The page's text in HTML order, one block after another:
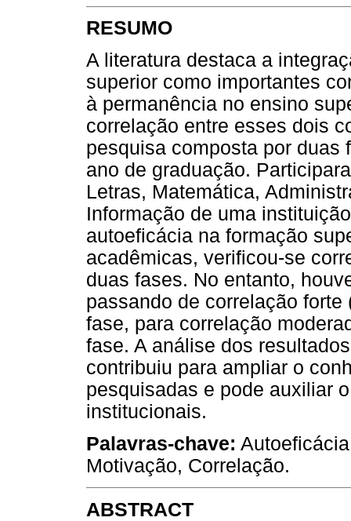
RESUMO
A literatura destaca a
superior como importantes
à permanência no ensino
correlação entre esses dois
pesquisa composta por duas
ano de graduação.
Letras, Matemática,
Informação de uma
autoeficácia na formação
acadêmicas, verificou-se
duas fases. No entanto,
passando de correlação
fase, para correlação
fase. A análise dos
contribuiu para ampliar o
pesquisadas e pode auxiliar
institucionais.
Palavras-chave:
Motivação, Correlação.
ABSTRACT